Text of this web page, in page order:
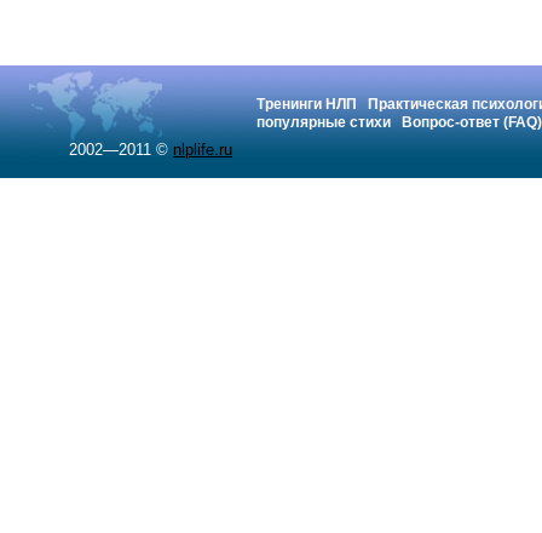
Тренинги НЛП
Практическая
популярные стихи
Вопрос-ответ (FAQ)
2002—2011 © nlplife.ru